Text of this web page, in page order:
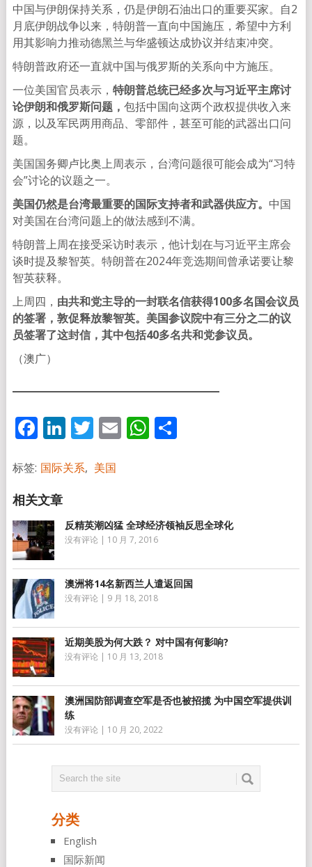
中国与伊朗保持关系，仍是伊朗石油出口的重要买家。自2
月底伊朗战争以来，特朗普一直向中国施压，希望中方利
用其影响力推动德黑兰与华盛顿达成协议并结束冲突。
特朗普政府还一直就中国与俄罗斯的关系向中方施压。
一位美国官员表示， 特朗普总统已经多次与习近平主席讨
论伊朗和俄罗斯问题， 包括中国向这两个政权提供收入来
源，以及军民两用商品、零部件，甚至可能的武器出口问
题。
美国国务卿卢比奥上周表示，台湾问题很可能会成为“习特
会”讨论的议题之一。
美国仍然是台湾最重要的国际支持者和武器供应方。 中国
对美国在台湾问题上的做法感到不满。
特朗普上周在接受采访时表示，他计划在与习近平主席会
谈时提及黎智英。特朗普在2024年竞选期间曾承诺要让黎
智英获释。
上周四， 由共和党主导的一封联名信获得100多名国会议员
的签署，敦促释放黎智英。美国参议院中有三分之二的议
员签署了这封信，其中包括40多名共和党参议员。
（澳广）
Facebook
LinkedIn
Twitter
EmailWhatsApp
分
标签: 国际关系, 美国
反精英潮凶猛 全球经济领袖反思全球化
没有评论 | 10 月 7, 2016
澳洲将14名新西兰人遣返回国
没有评论 | 9 月 18, 2018
近期美股为何大跌？ 对中国有何影响?
没有评论 | 10 月 13, 2018
澳洲国防部调查空军是否也被招揽 为中国空军提供训
练
没有评论 | 10 月 20, 2022
分类
English
国际新闻